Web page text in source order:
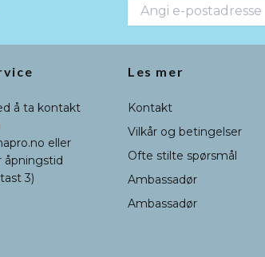
å ta kontakt
eller
åpningstid
3)
Les mer
Kontakt
Vilkår og betingelser
Ofte stilte spørsmål
Ambassadør
Ambassadør